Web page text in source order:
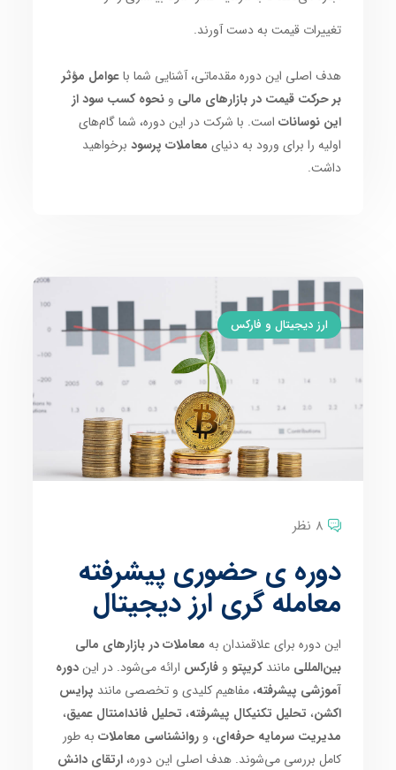
تغییرات قیمت به دست آورند.
هدف اصلی این دوره مقدماتی، آشنایی شما باعوامل مؤثر
بر حرکت قیمت در بازارهای مالی ونحوه کسب سود از
این نوسانات است. با شرکت در این دوره، شما گام‌های
اولیه را برای ورود به دنیای معاملات پرسود برخواهید
داشت.
ارز دیجیتال و فارکس
8 نظر
دوره ی حضوری پیشرفته
معامله گری ارز دیجیتال
این دوره برای علاقمندان به معاملات در بازارهای مالی
بین‌المللی مانندکریپتو وفارکس ارائه می‌شود. در ایندوره
آموزشی پیشرفته، مفاهیم کلیدی و تخصصی مانند پرایس
اکشن، تحلیل تکنیکال پیشرفته، تحلیل فاندامنتال عمیق،
مدیریت سرمایه حرفه‌ای، وروانشناسی معاملات به طور
کامل بررسی می‌شوند. هدف اصلی این دوره،ارتقای دانش